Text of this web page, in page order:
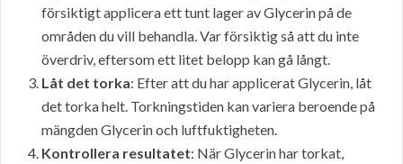
försiktigt applicera ett tunt lager av Glycerin på de
områden du vill behandla. Var försiktig så att du inte
överdriv, eftersom ett litet belopp kan gå långt.
Låt det torka: Efter att du har applicerat Glycerin, låt
det torka helt. Torkningstiden kan variera beroende på
mängden Glycerin och luftfuktigheten.
Kontrollera resultatet: När Glycerin har torkat,